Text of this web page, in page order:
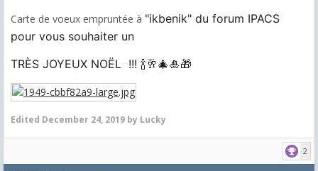
Carte de voeux empruntée à "ikbenik" du forum IPACS
pour vous souhaiter un
TRÈS JOYEUX NOËL !!! 🍾🥂🎄🎍🎁
Edited December 24, 2019 by Lucky
2